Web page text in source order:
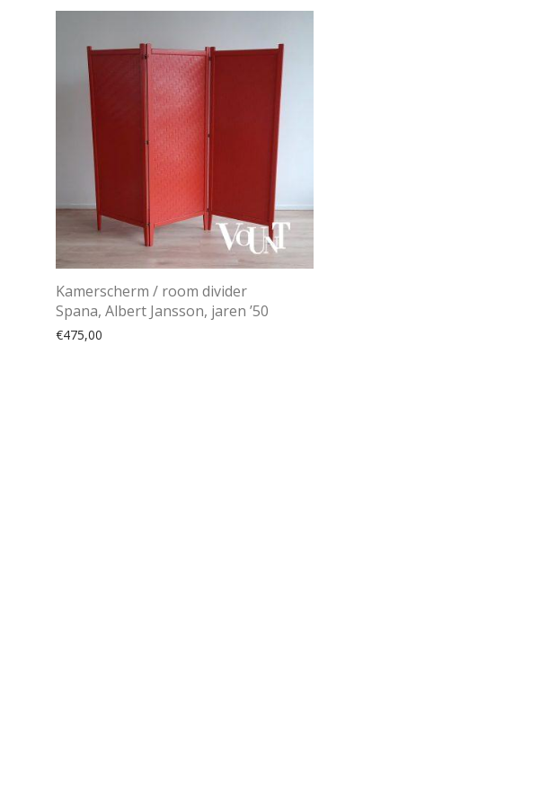
Kamerscherm / room divider
Spana, Albert Jansson, jaren ’50
€475,00